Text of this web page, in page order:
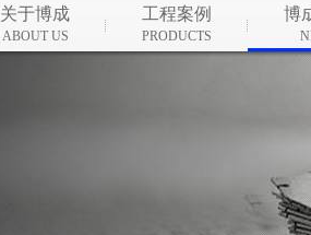
关于博成
ABOUT US
工程案例
PRODUCTS
博